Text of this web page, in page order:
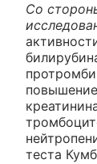
Со
теста